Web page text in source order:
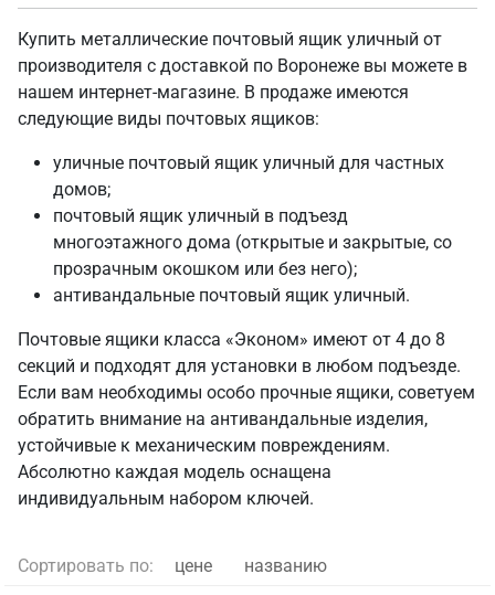
Купить металлические почтовый ящик уличный от
производителя с доставкой по Воронеже вы можете в
нашем интернет-магазине. В продаже имеются
следующие виды почтовых ящиков:
уличные почтовый ящик уличный для частных
домов;
почтовый ящик уличный в подъезд
многоэтажного дома (открытые и закрытые, со
прозрачным окошком или без него);
антивандальные почтовый ящик уличный.
Почтовые ящики класса «Эконом» имеют от 4 до 8
секций и подходят для установки в любом подъезде.
Если вам необходимы особо прочные ящики, советуем
обратить внимание на антивандальные изделия,
устойчивые к механическим повреждениям.
Абсолютно каждая модель оснащена
индивидуальным набором ключей.
Сортировать по: цене названию